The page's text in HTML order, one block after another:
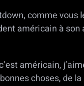
comme
américain à
américain,
choses, de